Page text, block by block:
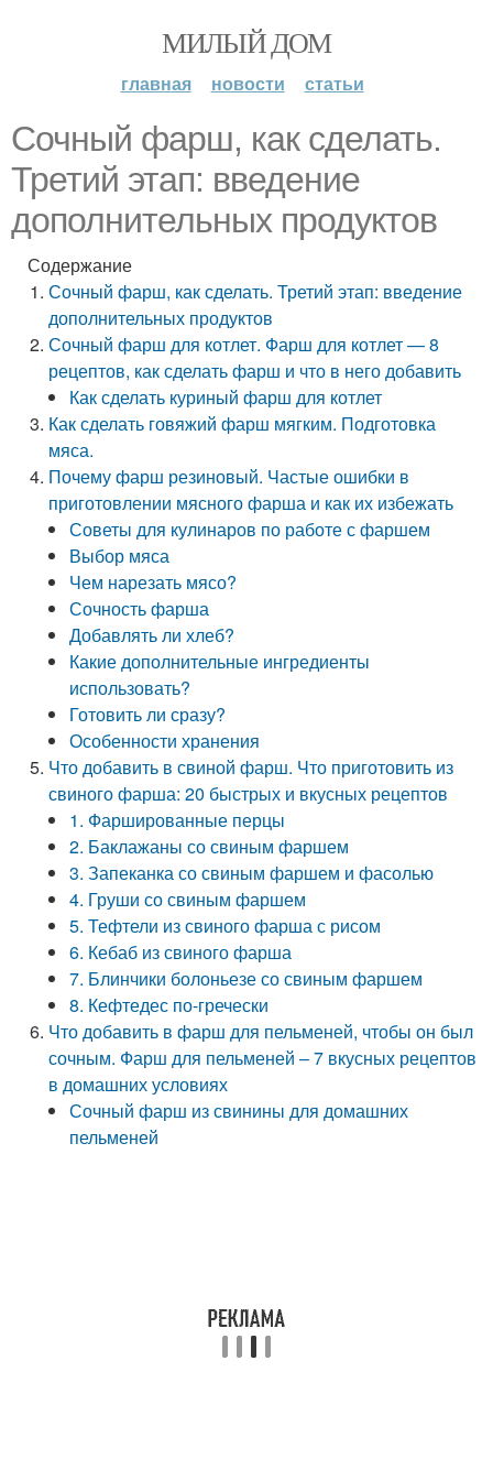
МИЛЫЙ ДОМ
главная новости статьи
Сочный фарш, как сделать.
Третий этап: введение
дополнительных продуктов
Содержание
Сочный фарш, как сделать. Третий этап: введение
дополнительных продуктов
Сочный фарш для котлет. Фарш для котлет — 8
рецептов, как сделать фарш и что в него добавить
Как сделать куриный фарш для котлет
Как сделать говяжий фарш мягким. Подготовка
мяса.
Почему фарш резиновый. Частые ошибки в
приготовлении мясного фарша и как их избежать
Советы для кулинаров по работе с фаршем
Выбор мяса
Чем нарезать мясо?
Сочность фарша
Добавлять ли хлеб?
Какие дополнительные ингредиенты
использовать?
Готовить ли сразу?
Особенности хранения
Что добавить в свиной фарш. Что приготовить из
свиного фарша: 20 быстрых и вкусных рецептов
1. Фаршированные перцы
2. Баклажаны со свиным фаршем
3. Запеканка со свиным фаршем и фасолью
4. Груши со свиным фаршем
5. Тефтели из свиного фарша с рисом
6. Кебаб из свиного фарша
7. Блинчики болоньезе со свиным фаршем
8. Кефтедес по-гречески
Что добавить в фарш для пельменей, чтобы он был
сочным. Фарш для пельменей – 7 вкусных рецептов
в домашних условиях
Сочный фарш из свинины для домашних
пельменей